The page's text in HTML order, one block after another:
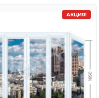
АКЦИЯ!